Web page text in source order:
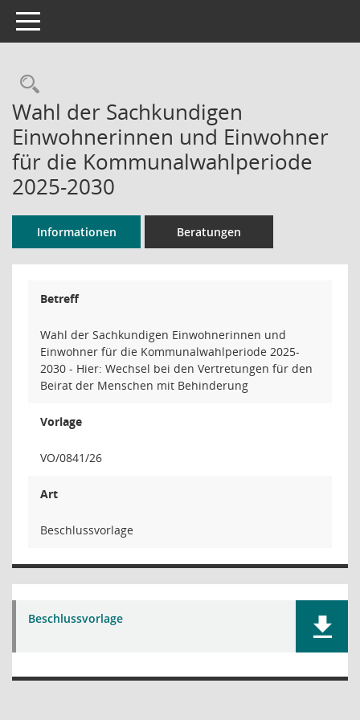
Toggle navigation
Rechercheauswahl
Wahl der Sachkundigen
Einwohnerinnen und Einwohner
für die Kommunalwahlperiode
2025-2030
Informationen Beratungen
Betreff
Wahl der Sachkundigen Einwohnerinnen und
Einwohner für die Kommunalwahlperiode 2025-
2030 - Hier: Wechsel bei den Vertretungen für den
Beirat der Menschen mit Behinderung
Vorlage
VO/0841/26
Art
Beschlussvorlage
Beschlussvorlage